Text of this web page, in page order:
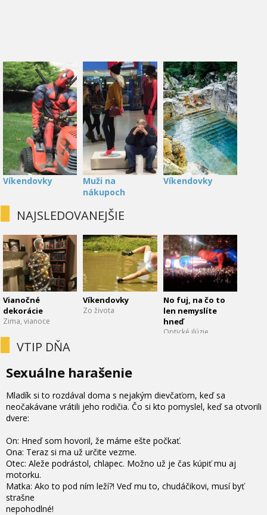
Víkendovky
Muži na
nákupoch
Víkendovky
NAJSLEDOVANEJŠIE
Vianočné
dekorácie
Zima, vianoce
Víkendovky
Zo života
No fuj, na čo to
len nemyslíte
hneď
Optické ilúzie
VTIP DŇA
Sexuálne harašenie
Mladík si to rozdával doma s nejakým dievčaťom, keď sa
neočakávane vrátili jeho rodičia. Čo si kto pomyslel, keď sa otvorili
dvere:
On: Hneď som hovoril, že máme ešte počkať.
Ona: Teraz si ma už určite vezme.
Otec: Aleže podrástol, chlapec. Možno už je čas kúpiť mu aj
motorku.
Matka: Ako to pod ním leží?! Veď mu to, chudáčikovi, musí byť
strašne
nepohodlné!